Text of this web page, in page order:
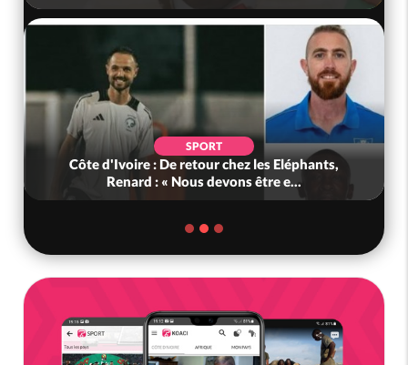
SPORT
Côte d'Ivoire : De retour chez les Eléphants,
Renard : « Nous devons être e...